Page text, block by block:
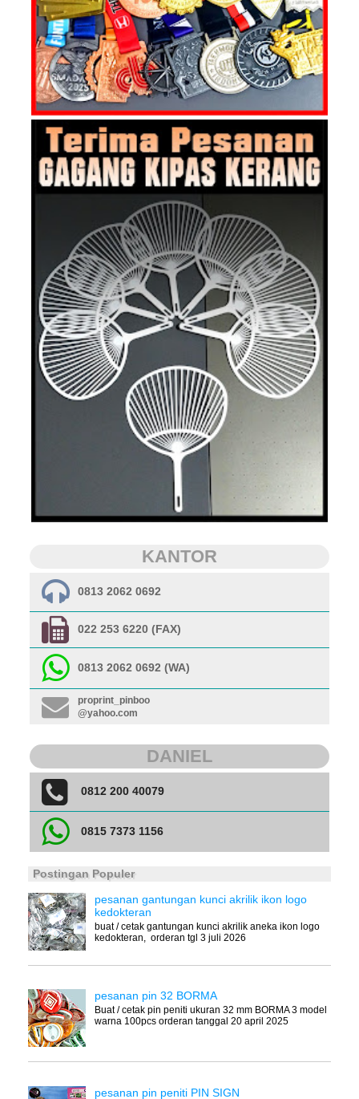
KANTOR
0813 2062 0692
022 253 6220 (FAX)
0813 2062 0692 (WA)
proprint_pinboo
@yahoo.com
DANIEL
0812 200 40079
0815 7373 1156
Postingan Populer
pesanan gantungan kunci akrilik ikon logo
kedokteran
buat / cetak gantungan kunci akrilik aneka ikon logo
kedokteran, orderan tgl 3 juli 2026
pesanan pin 32 BORMA
Buat / cetak pin peniti ukuran 32 mm BORMA 3 model
warna 100pcs orderan tanggal 20 april 2025
pesanan pin peniti PIN SIGN